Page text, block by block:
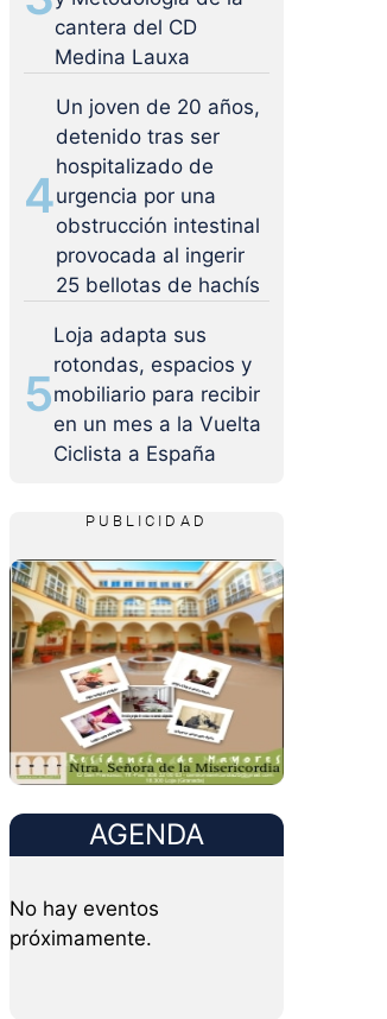
cantera del CD
Medina Lauxa
4
Un joven de 20 años,
detenido tras ser
hospitalizado de
urgencia por una
obstrucción intestinal
provocada al ingerir
25 bellotas de hachís
5
Loja adapta sus
rotondas, espacios y
mobiliario para recibir
en un mes a la Vuelta
Ciclista a España
PUBLICIDAD
AGENDA
No hay eventos
próximamente.